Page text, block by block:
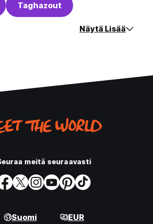
Taghazout
Näytä Lisää
meitä seuraavasti
Suomi EUR